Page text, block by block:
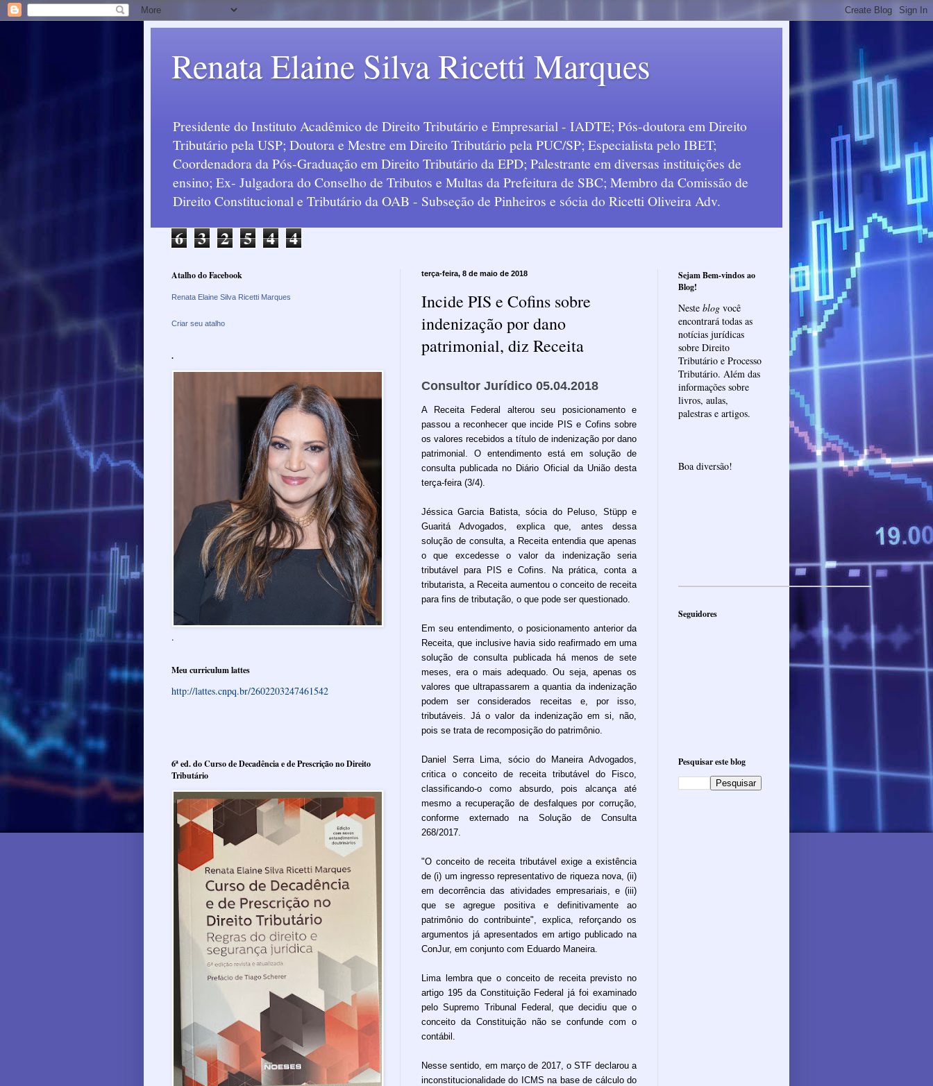
Renata Elaine Silva Ricetti Marques
Presidente do Instituto Acadêmico de Direito Tributário e Empresarial - IADTE; Pós-doutora em Direito
Tributário pela USP; Doutora e Mestre em Direito Tributário pela PUC/SP; Especialista pelo IBET;
Coordenadora da Pós-Graduação em Direito Tributário da EPD; Palestrante em diversas instituições de
ensino; Ex- Julgadora do Conselho de Tributos e Multas da Prefeitura de SBC; Membro da Comissão de
Direito Constitucional e Tributário da OAB - Subseção de Pinheiros e sócia do Ricetti Oliveira Adv.
6 3 2 5 4 4
terça-feira, 8 de maio de 2018
Incide PIS e Cofins sobre
indenização por dano
patrimonial, diz Receita
Consultor Jurídico 05.04.2018
A Receita Federal alterou seu posicionamento e
passou a reconhecer que incide PIS e Cofins sobre
os valores recebidos a título de indenização por dano
patrimonial. O entendimento está em solução de
consulta publicada no Diário Oficial da União desta
terça-feira (3/4).
Jéssica Garcia Batista, sócia do Peluso, Stüpp e
Guaritá Advogados, explica que, antes dessa
solução de consulta, a Receita entendia que apenas
o que excedesse o valor da indenização seria
tributável para PIS e Cofins. Na prática, conta a
tributarista, a Receita aumentou o conceito de receita
para fins de tributação, o que pode ser questionado.
Em seu entendimento, o posicionamento anterior da
Receita, que inclusive havia sido reafirmado em uma
solução de consulta publicada há menos de sete
meses, era o mais adequado. Ou seja, apenas os
valores que ultrapassarem a quantia da indenização
podem ser considerados receitas e, por isso,
tributáveis. Já o valor da indenização em si, não,
pois se trata de recomposição do patrimônio.
Daniel Serra Lima, sócio do Maneira Advogados,
critica o conceito de receita tributável do Fisco,
classificando-o como absurdo, pois alcança até
mesmo a recuperação de desfalques por corrução,
conforme externado na Solução de Consulta
268/2017.
"O conceito de receita tributável exige a existência
de (i) um ingresso representativo de riqueza nova, (ii)
em decorrência das atividades empresariais, e (iii)
que se agregue positiva e definitivamente ao
patrimônio do contribuinte", explica, reforçando os
argumentos já apresentados em artigo publicado na
ConJur, em conjunto com Eduardo Maneira.
Lima lembra que o conceito de receita previsto no
artigo 195 da Constituição Federal já foi examinado
pelo Supremo Tribunal Federal, que decidiu que o
conceito da Constituição não se confunde com o
contábil.
Nesse sentido, em março de 2017, o STF declarou a
inconstitucionalidade do ICMS na base de cálculo do
Atalho do Facebook
Renata Elaine Silva Ricetti Marques
Criar seu atalho
.
.
Meu curriculum lattes
http://lattes.cnpq.br/2602203247461542
6ª ed. do Curso de Decadência e de Prescrição no Direito
Tributário
Sejam Bem-vindos ao
Blog!
Neste blog você
encontrará todas as
notícias jurídicas
sobre Direito
Tributário e Processo
Tributário. Além das
informações sobre
livros, aulas,
palestras e artigos.
Boa diversão!
Seguidores
Pesquisar este blog